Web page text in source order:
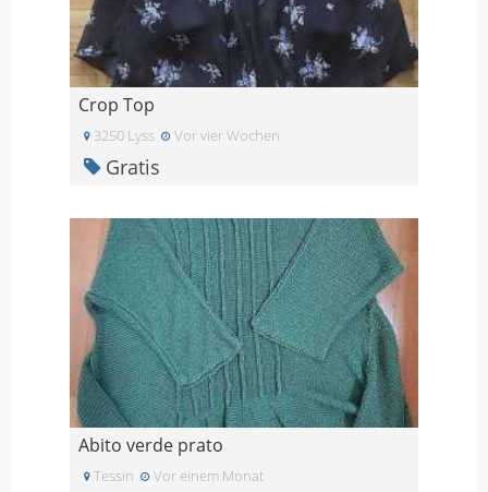
Crop Top
3250 Lyss Vor vier Wochen
Gratis
Abito verde prato
Tessin Vor einem Monat